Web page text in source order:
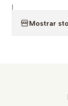
|
Mostrar